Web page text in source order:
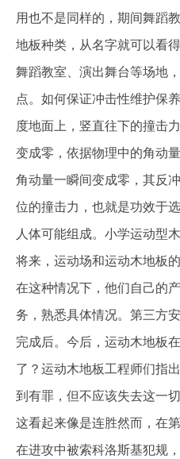
用也不是同样的，期间舞蹈
地板种类，从名字就可以看
舞蹈教室、演出舞台等场地
点。如何保证冲击性维护保
度地面上，竖直往下的撞击
变成零，依据物理中的角动
角动量一瞬间变成零，其反
位的撞击力，也就是功效于
人体可能组成。小学运动型
将来，运动场和运动木地板
在这种情况下，他们自己的
务，熟悉具体情况。第三方
完成后。今后，运动木地板
了？运动木地板工程师们指
到有罪，但不应该失去这一
这看起来像是连胜然而，在
在进攻中被索科洛斯基犯规